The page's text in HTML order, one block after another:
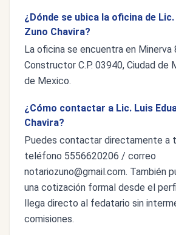
¿Dónde se ubica la oficina de
Zuno Chavira?
La oficina se encuentra en Minerva
Constructor C.P. 03940, Ciudad de
de Mexico.
¿Cómo contactar a Lic. Luis
Chavira?
Puedes contactar directamente a
teléfono 5556620206 / correo
notariozuno@gmail.com. También
una cotización formal desde el
llega directo al fedatario sin
comisiones.